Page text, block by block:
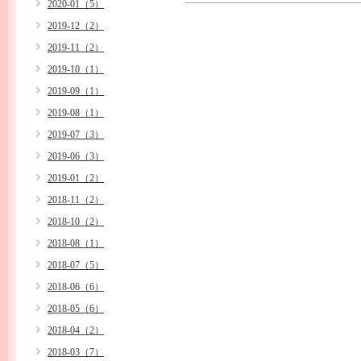
2020-01（5）
2019-12（2）
2019-11（2）
2019-10（1）
2019-09（1）
2019-08（1）
2019-07（3）
2019-06（3）
2019-01（2）
2018-11（2）
2018-10（2）
2018-08（1）
2018-07（5）
2018-06（6）
2018-05（6）
2018-04（2）
2018-03（7）